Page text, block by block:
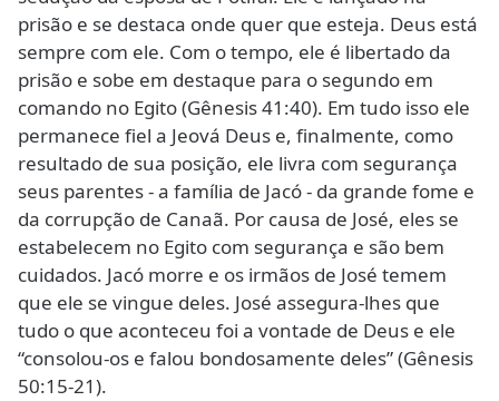
prisão e se destaca onde quer que esteja. Deus está
sempre com ele. Com o tempo, ele é libertado da
prisão e sobe em destaque para o segundo em
comando no Egito (Gênesis 41:40). Em tudo isso ele
permanece fiel a Jeová Deus e, finalmente, como
resultado de sua posição, ele livra com segurança
seus parentes - a família de Jacó - da grande fome e
da corrupção de Canaã. Por causa de José, eles se
estabelecem no Egito com segurança e são bem
cuidados. Jacó morre e os irmãos de José temem
que ele se vingue deles. José assegura-lhes que
tudo o que aconteceu foi a vontade de Deus e ele
“consolou-os e falou bondosamente deles” (Gênesis
50:15-21).